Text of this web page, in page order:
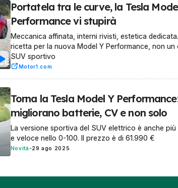
Portatela tra le curve, la Tesla
Performance vi stupirà
Meccanica affinata, interni rivisti, estetica
ricetta per la nuova Model Y Performance, non un
SUV sportivo
Motor1.com
Torna la Tesla Model Y
migliorano batterie, CV e non solo
La versione sportiva del SUV elettrico è anche più
e veloce nello 0-100. Il prezzo è di 61.990 €
Novità -29 ago 2025